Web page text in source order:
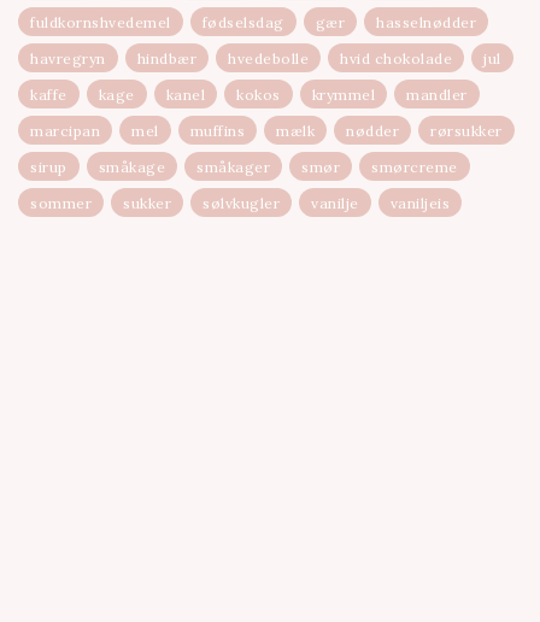
fuldkornshvedemel
fødselsdag gær
hasselnødder
havregryn
hindbær hvedebolle hvid chokolade
jul
kaffe
kage kanel kokos krymmel
mandler
marcipan
mel muffins mælk nødder
rørsukker
sirup
småkage småkager smør
smørcreme
sommer
sukker sølvkugler vanilje vaniljeis